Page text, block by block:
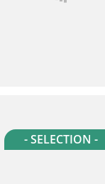
- SELECTION -